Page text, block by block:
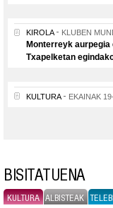
KIROLA KLUBEN
Monterreyk
Txapelketan
KULTURA EKAINAK
BISITATUENA
KULTURA ALBISTEAK